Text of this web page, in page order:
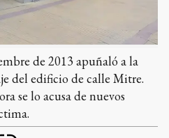
de 2013 apuñaló a la
del edificio de calle Mitre.
se lo acusa de nuevos